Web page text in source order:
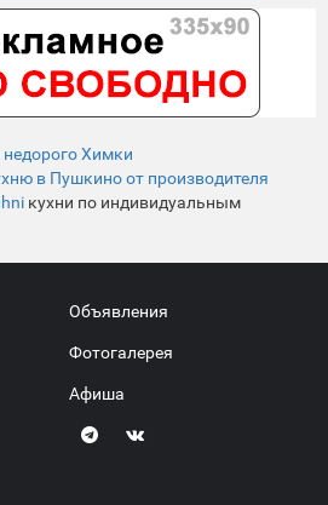
недорого Химки
в Пушкино от производителя
кухни по индивидуальным
Объявления
Фотогалерея
Афиша